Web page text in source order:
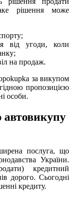
рішення може
від угоди, коли
на продаж.
за викупом
пропозицією
особи.
автовикупу
послуга, що
України.
кредитний
дорого. Сьогодні
кредиту.